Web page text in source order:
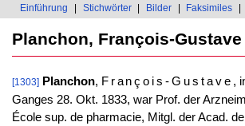
Einführung | Stichwörter | Bilder | Faksimiles |
Planchon, François-Gustave
[1303] Planchon, François-Gustave ,
Ganges 28. Okt. 1833, war Prof. der
École sup. de pharmacie, Mitgl. der Acad.